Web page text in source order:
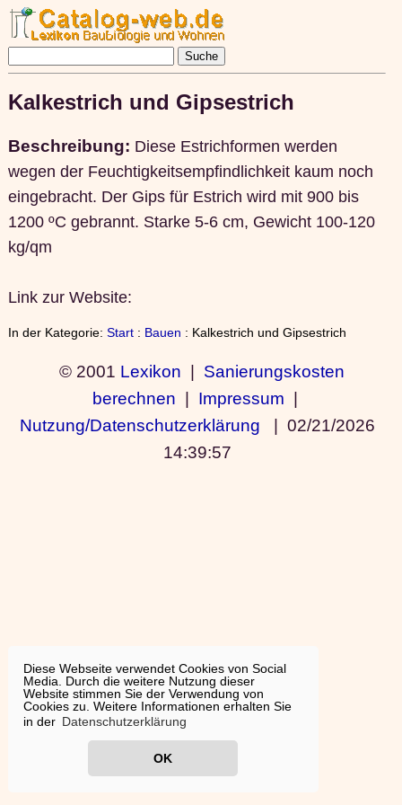
Diese Webseite verwendet Cookies von Social
Media. Durch die weitere Nutzung dieser
Website stimmen Sie der Verwendung von
Cookies zu. Weitere Informationen erhalten Sie
in der Datenschutzerklärung
OK
Kalkestrich und Gipsestrich
Beschreibung: Diese Estrichformen werden
wegen der Feuchtigkeitsempfindlichkeit kaum noch
eingebracht. Der Gips für Estrich wird mit 900 bis
1200 ºC gebrannt. Starke 5-6 cm, Gewicht 100-120
kg/qm
Link zur Website:
In der Kategorie: Start: Bauen : Kalkestrich und Gipsestrich
© 2001 Lexikon | Sanierungskosten
berechnen | Impressum |
Nutzung/Datenschutzerklärung | 02/21/2026
14:39:57